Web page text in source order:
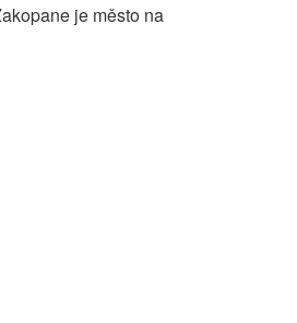
je město na